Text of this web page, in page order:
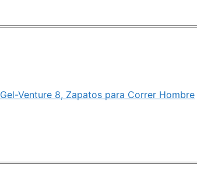
Gel-Venture 8, Zapatos para Correr Hombre